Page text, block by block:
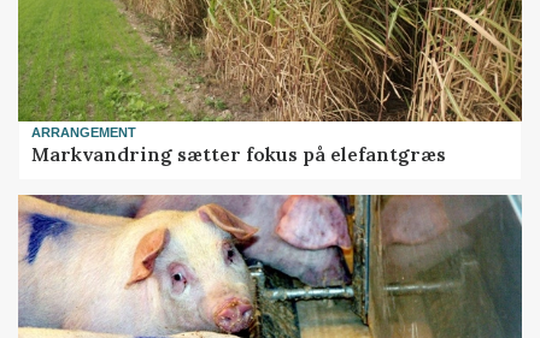
ARRANGEMENT
Markvandring sætter fokus på elefantgræs